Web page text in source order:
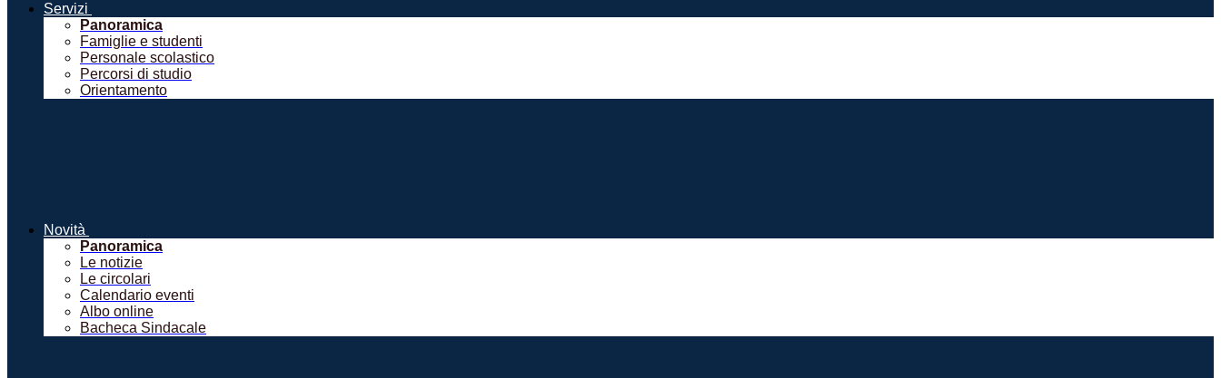
Servizi
Panoramica
Famiglie e studenti
Personale scolastico
Percorsi di studio
Orientamento
Novità
Panoramica
Le notizie
Le circolari
Calendario eventi
Albo online
Bacheca Sindacale